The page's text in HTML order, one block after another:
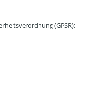
(GPSR):